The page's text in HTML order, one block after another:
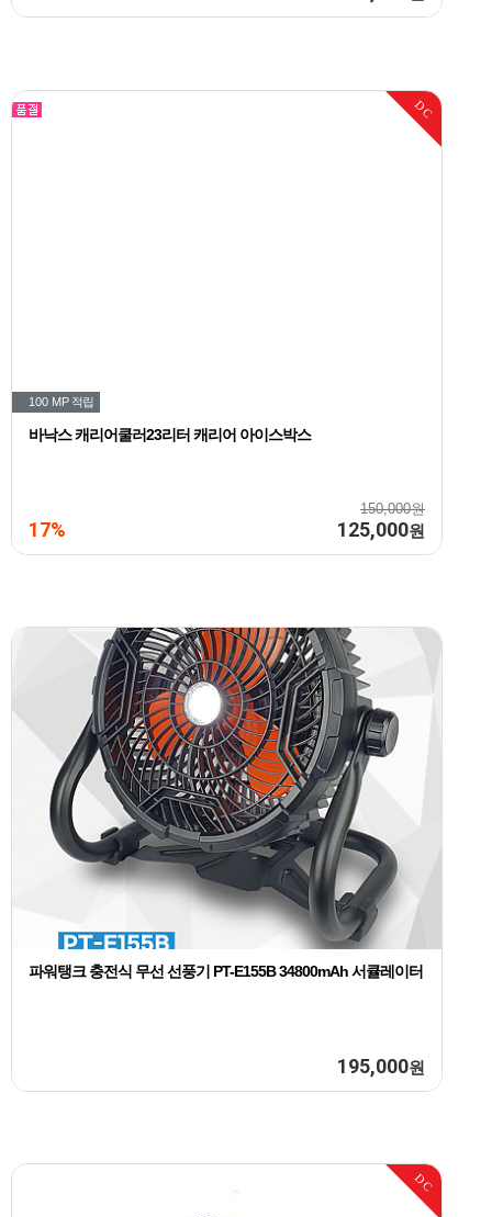
DC
100 MP 적립
바낙스 캐리어쿨러23리터 캐리어 아이스박스
150,000원
17% 125,000원
파워탱크 충전식 무선 선풍기 PT-E155B 34800mAh 서큘레이터
195,000원
DC